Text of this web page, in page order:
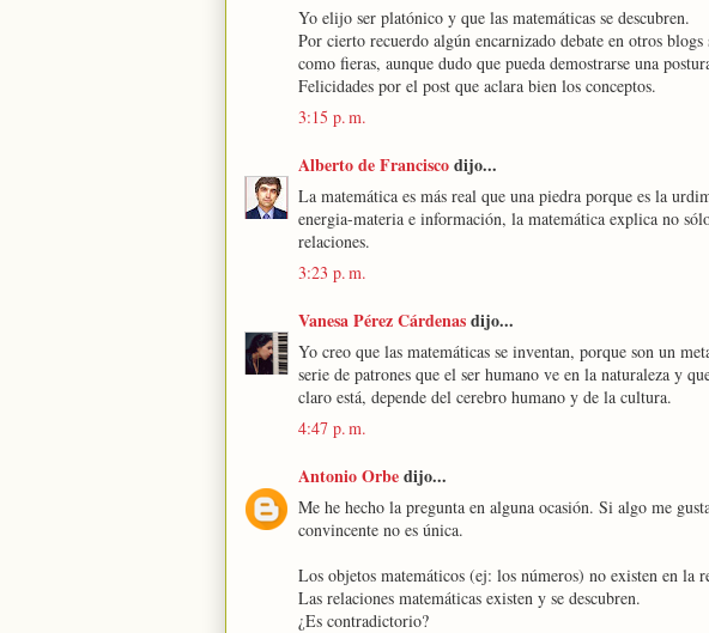
Yo elijo ser platónico y que las matemáticas se descubren.
Por cierto recuerdo algún encarnizado debate en otros
como fieras, aunque dudo que pueda demostrarse una
Felicidades por el post que aclara bien los conceptos.
3:15 p. m.
Alberto de Franciscodijo...
La matemática es más real que una piedra porque es la
energia-materia e información, la matemática explica no
relaciones.
3:23 p. m.
Vanesa Pérez Cárdenasdijo...
Yo creo que las matemáticas se inventan, porque son un
serie de patrones que el ser humano ve en la naturaleza y
claro está, depende del cerebro humano y de la cultura.
4:47 p. m.
Antonio Orbedijo...
Me he hecho la pregunta en alguna ocasión. Si algo me
convincente no es única.
Los objetos matemáticos (ej: los números) no existen en la
Las relaciones matemáticas existen y se descubren.
¿Es contradictorio?